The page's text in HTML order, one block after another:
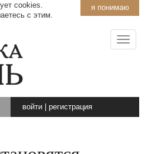
я понимаю
cookies.
с этим.
войти регистрация